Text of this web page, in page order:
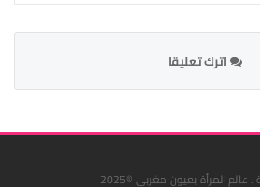
اترك تعليقا
عالم المرأة بعيون مغربي ©2025